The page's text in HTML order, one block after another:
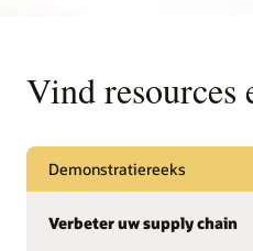
Vind resources
Demonstratiereeks
Verbeter uw supply chain